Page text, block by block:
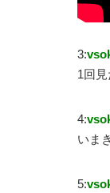
3:
1回
4:
いま
5: